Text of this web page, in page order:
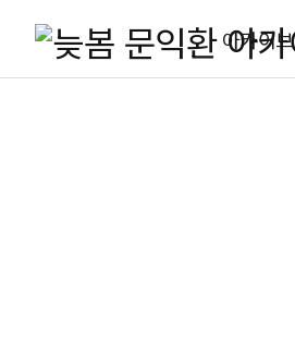
아카이브